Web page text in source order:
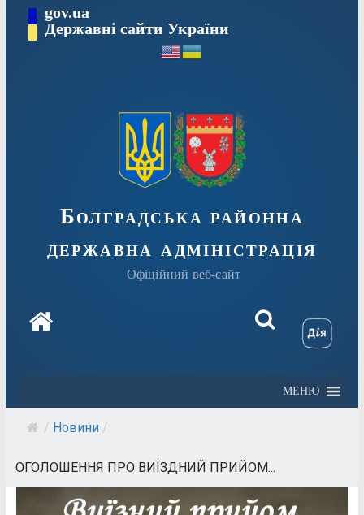
Перейтиgov.ua
Державні сайти України
Болградська районна
державна адміністрація
Офіційний веб-сайт
МЕНЮ
/ Новини /
ОГОЛОШЕННЯ ПРО ВИЇЗДНИЙ ПРИЙОМ...